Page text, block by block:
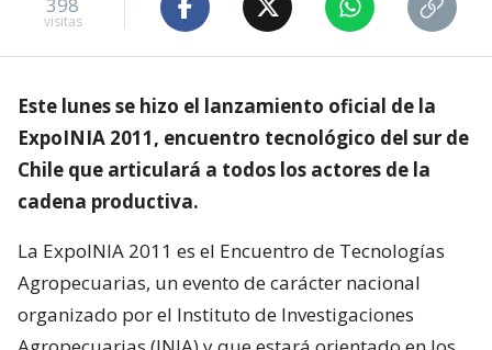
398
visitas
Este lunes se hizo el lanzamiento oficial de la
ExpoINIA 2011, encuentro tecnológico del sur de
Chile que articulará a todos los actores de la
cadena productiva.
La ExpoINIA 2011 es el Encuentro de Tecnologías
Agropecuarias, un evento de carácter nacional
organizado por el Instituto de Investigaciones